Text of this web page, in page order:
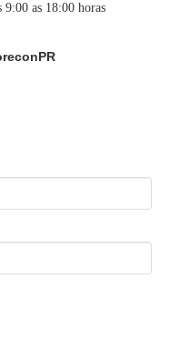
9:00 as 18:00 horas